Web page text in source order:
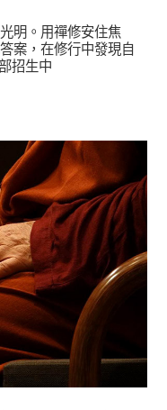
明。用禪修安住焦
案，在修行中發現自
招生中
學習分享